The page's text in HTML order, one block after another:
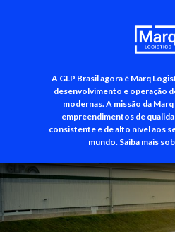
A GLP Brasil agora é Marq
desenvolvimento e operação
modernas. A missão da
empreendimentos de
consistente e de alto nível aos
mundo. Saiba mais